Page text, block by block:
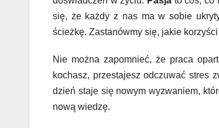
się, że każdy z nas ma w sobie
ścieżkę. Zastanówmy się, jakie
Nie można zapomnieć, że praca
kochasz, przestajesz odczuwać stres
dzień staje się nowym wyzwaniem,
nową wiedzę.